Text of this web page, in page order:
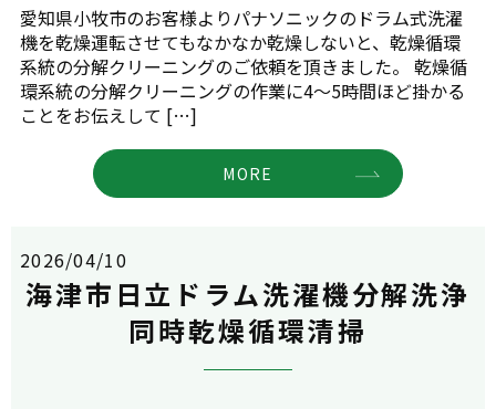
愛知県小牧市のお客様よりパナソニックのドラム式洗濯
機を乾燥運転させてもなかなか乾燥しないと、乾燥循環
系統の分解クリーニングのご依頼を頂きました。 乾燥循
環系統の分解クリーニングの作業に4～5時間ほど掛かる
ことをお伝えして […]
MORE
2026/04/10
海津市日立ドラム洗濯機分解洗浄
同時乾燥循環清掃